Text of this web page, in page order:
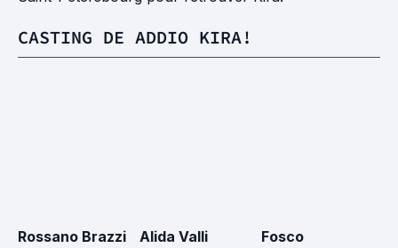
CASTING DE ADDIO KIRA!
Rossano Brazzi
Alida Valli
Fosco